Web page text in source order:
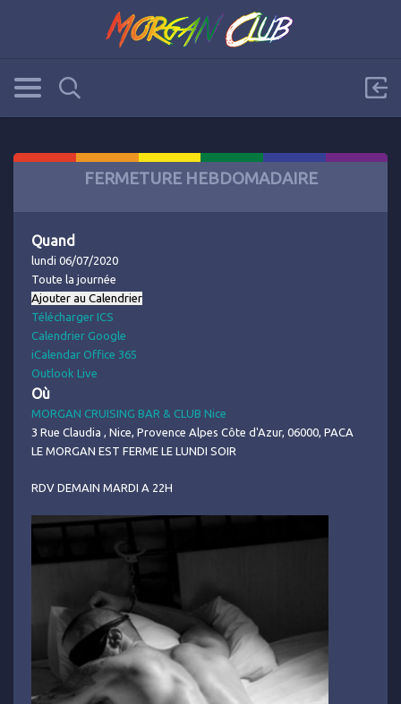
FERMETURE HEBDOMADAIRE
Quand
lundi 06/07/2020
Toute la journée
Ajouter au Calendrier
Télécharger ICS
Calendrier Google
iCalendar Office 365
Outlook Live
Où
MORGAN CRUISING BAR & CLUB Nice
3 Rue Claudia , Nice, Provence Alpes Côte d'Azur, 06000, PACA
LE MORGAN EST FERME LE LUNDI SOIR
RDV DEMAIN MARDI A 22H